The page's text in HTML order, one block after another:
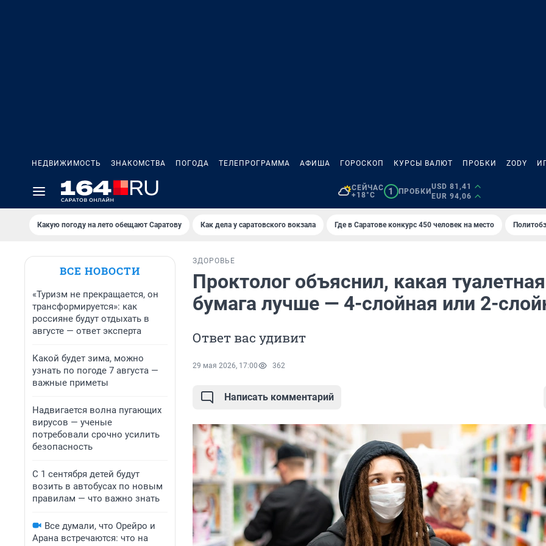
НЕДВИЖИМОСТЬ ЗНАКОМСТВА ПОГОДА ТЕЛЕПРОГРАММА АФИША ГОРОСКОП КУРСЫ ВАЛЮТ ПРОБКИ ZODY
СЕЙЧАС
+18°C
1 ПРОБКИ
USD 81,41
EUR 94,06
Какую погоду на лето обещают Саратову Как дела у саратовского вокзала Где в Саратове конкурс 450 человек на место
ВСЕ НОВОСТИ
«Туризм не прекращается, он
трансформируется»: как
россияне будут отдыхать в
августе — ответ эксперта
Какой будет зима, можно
узнать по погоде 7 августа —
важные приметы
Надвигается волна пугающих
вирусов — ученые
потребовали срочно усилить
безопасность
С 1 сентября детей будут
возить в автобусах по новым
правилам — что важно знать
Все думали, что Орейро и
Арана встречаются: что на
ЗДОРОВЬЕ
Проктолог объяснил, какая туалетная
бумага лучше — 4-слойная или 2-
Ответ вас удивит
29 мая 2026, 17:00 362
Написать комментарий